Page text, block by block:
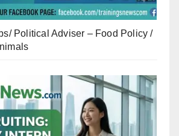
Political Adviser – Food Policy /